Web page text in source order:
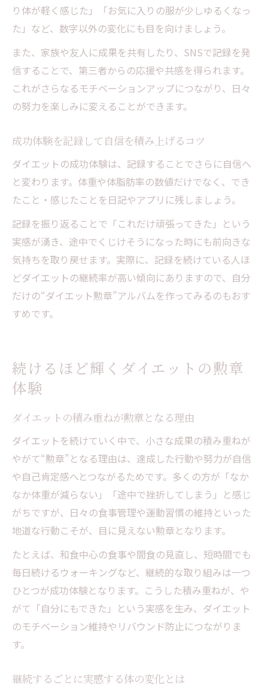
り体が軽く感じた」「お気に入りの服が少しゆるくなっ
た」など、数字以外の変化にも目を向けましょう。
また、家族や友人に成果を共有したり、SNSで記録を発
信することで、第三者からの応援や共感を得られます。
これがさらなるモチベーションアップにつながり、日々
の努力を楽しみに変えることができます。
成功体験を記録して自信を積み上げるコツ
ダイエットの成功体験は、記録することでさらに自信へ
と変わります。体重や体脂肪率の数値だけでなく、でき
たこと・感じたことを日記やアプリに残しましょう。
記録を振り返ることで「これだけ頑張ってきた」という
実感が湧き、途中でくじけそうになった時にも前向きな
気持ちを取り戻せます。実際に、記録を続けている人ほ
どダイエットの継続率が高い傾向にありますので、自分
だけの“ダイエット勲章”アルバムを作ってみるのもおす
すめです。
続けるほど輝くダイエットの勲章
体験
ダイエットの積み重ねが勲章となる理由
ダイエットを続けていく中で、小さな成果の積み重ねが
やがて“勲章”となる理由は、達成した行動や努力が自信
や自己肯定感へとつながるためです。多くの方が「なか
なか体重が減らない」「途中で挫折してしまう」と感じ
がちですが、日々の食事管理や運動習慣の維持といった
地道な行動こそが、目に見えない勲章となります。
たとえば、和食中心の食事や間食の見直し、短時間でも
毎日続けるウォーキングなど、継続的な取り組みは一つ
ひとつが成功体験となります。こうした積み重ねが、や
がて「自分にもできた」という実感を生み、ダイエット
のモチベーション維持やリバウンド防止につながりま
す。
継続するごとに実感する体の変化とは